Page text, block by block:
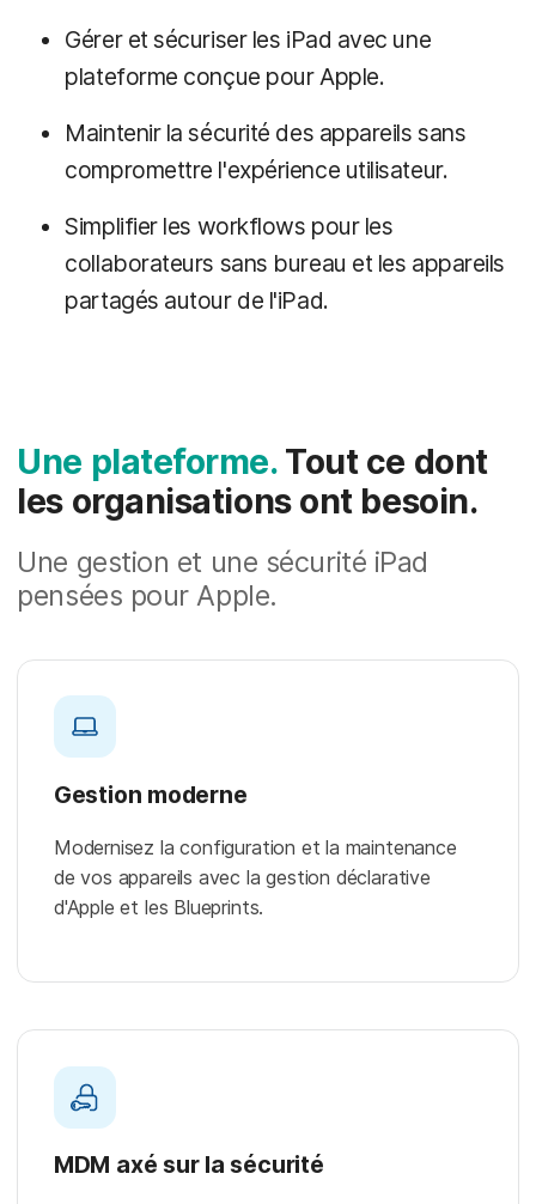
Gérer et sécuriser les iPad avec une
plateforme conçue pour Apple.
Maintenir la sécurité des appareils sans
compromettre l'expérience utilisateur.
Simplifier les workflows pour les
collaborateurs sans bureau et les appareils
partagés autour de l'iPad.
Une plateforme.Tout ce dont
les organisations ont besoin.
Une gestion et une sécurité iPad
pensées pour Apple.
Gestion moderne
Modernisez la configuration et la maintenance
de vos appareils avec la gestion déclarative
d'Apple et les Blueprints.
MDM axé sur la sécurité